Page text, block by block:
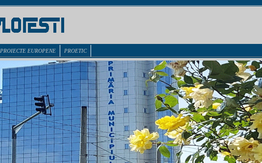
PROIECTE EUROPENE PROETIC